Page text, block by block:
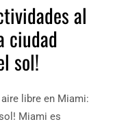
al
ciudad
sol!
libre en Miami:
Miami es